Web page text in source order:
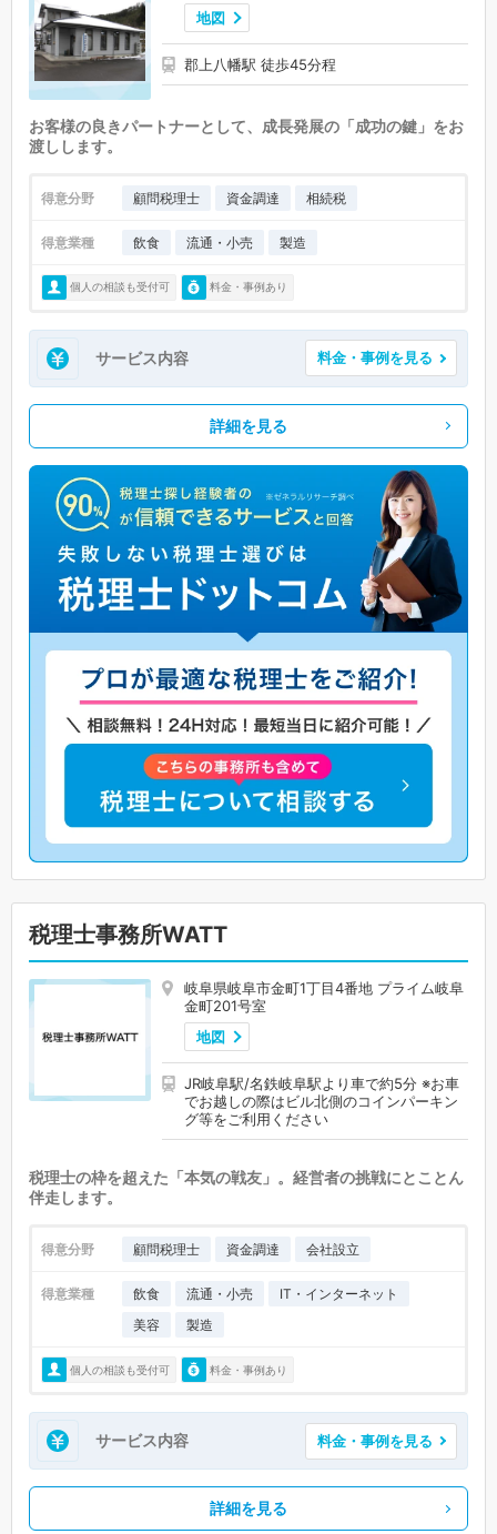
地図
郡上八幡駅 徒歩45分程
お客様の良きパートナーとして、成長発展の「成功の鍵」をお
渡しします。
得意分野 顧問税理士 資金調達 相続税
得意業種 飲食 流通・小売 製造
個人の相談も受付可 料金・事例あり
サービス内容 料金・事例を見る
詳細を見る
税理士事務所WATT
岐阜県岐阜市金町1丁目4番地 プライム岐阜
金町201号室
地図
JR岐阜駅/名鉄岐阜駅より車で約5分 ※お車
でお越しの際はビル北側のコインパーキン
グ等をご利用ください
税理士の枠を超えた「本気の戦友」。経営者の挑戦にとことん
伴走します。
得意分野 顧問税理士 資金調達 会社設立
得意業種 飲食 流通・小売
IT・インターネット
美容
製造
個人の相談も受付可 料金・事例あり
サービス内容 料金・事例を見る
詳細を見る